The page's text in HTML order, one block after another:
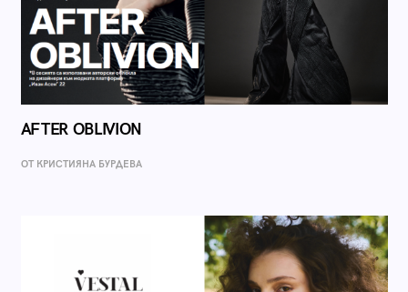
AFTER OBLIVION
ОТ КРИСТИЯНА БУРДЕВА